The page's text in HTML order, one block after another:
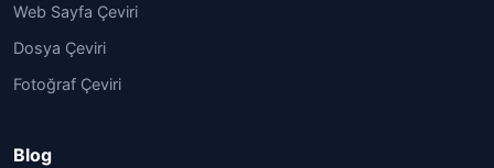
Web Sayfa Çeviri
Dosya Çeviri
Fotoğraf Çeviri
Blog